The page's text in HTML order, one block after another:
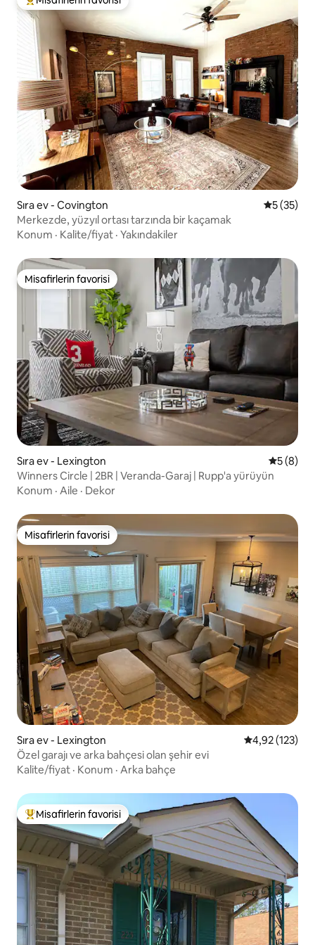
Misafirlerin favorilerinden en beğenilenler arasında
Sıra ev - Covington 55 (35)
Merkezde, yüzyıl ortası tarzında bir kaçamak
Konum · Kalite/fiyat · Yakındakiler
Misafirlerin favorisi
Misafirlerin favorisi
Sıra ev - Lexington 55 (8)
Winners Circle | 2BR | Veranda-Garaj | Rupp'a yürüyün
Konum · Aile · Dekor
Misafirlerin favorisi
Misafirlerin favorisi
Sıra ev - Lexington 5 üzerinden
4,92 (123)
Özel garajı ve arka bahçesi olan şehir evi
Kalite/fiyat · Konum · Arka bahçe
Misafirlerin favorilerinden en beğenilenler arasında
Misafirlerin favorisi